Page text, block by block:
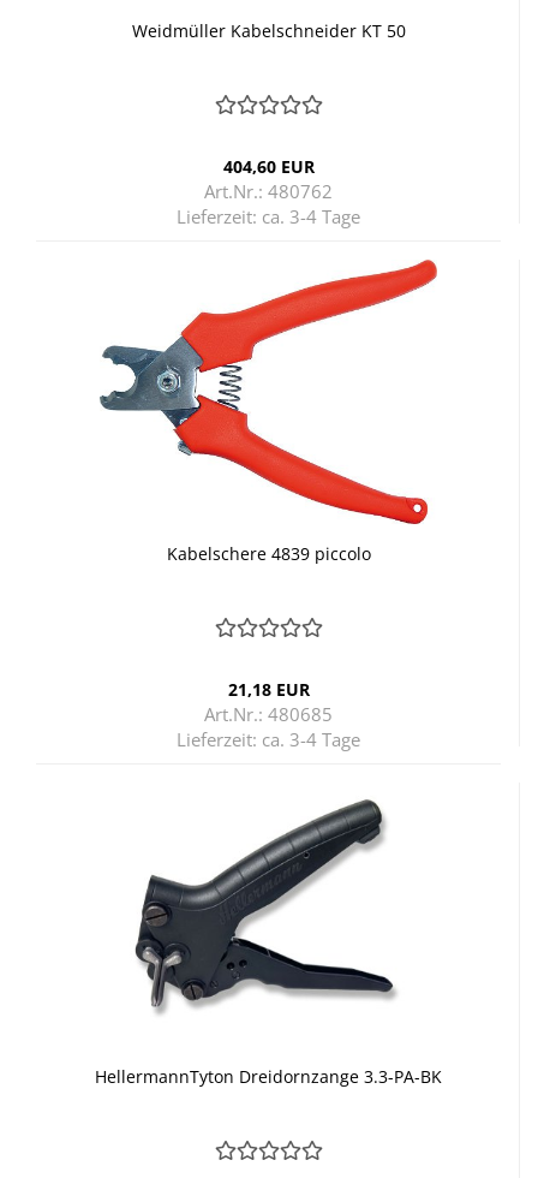
Weid­mül­ler Ka­bel­schnei­der KT 50
404,60 EUR
Art.Nr.: 480762
Lieferzeit: ca. 3-4 Tage
Ka­bel­sche­re 4839 pic­co­lo
21,18 EUR
Art.Nr.: 480685
Lieferzeit: ca. 3-4 Tage
Hel­ler­mann­Ty­ton Drei­dorn­zan­ge 3.3-​PA-BK